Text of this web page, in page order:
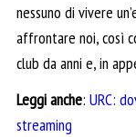
nessuno di vivere
affrontare noi, così
club da anni e, in
Leggi anche: URC:
streaming